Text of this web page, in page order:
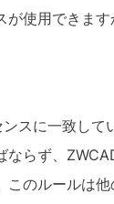
が使用できます
スに一致して
らず、
のルールは